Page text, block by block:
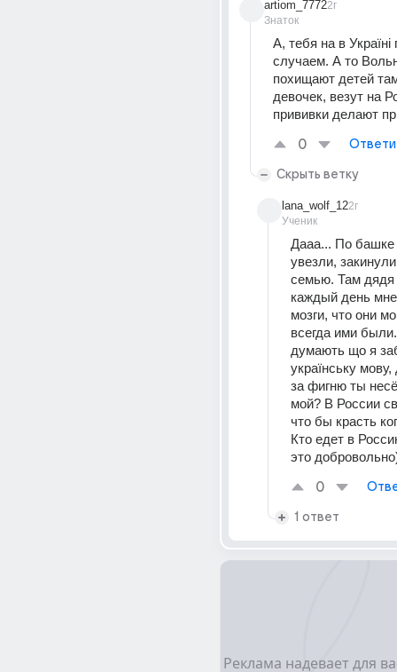
artiom_7772
Знаток
2г
А, тебя на в Україні
случаем. А то
похищают детей
девочек, везут на
прививки делают
0
Скрыть ветку
lana_wolf_12
Ученик
2г
Дааа... По башке
увезли,
семью. Там дядя
каждый день
мозги, что они
всегда ими
думають що я
українську
за фигню ты
мой? В России
что бы красть
Кто едет в
это
0
1 ответ